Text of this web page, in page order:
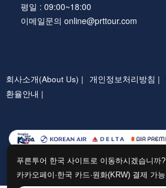
푸른투어 한국 사이트로 이동하시겠습니까?
카카오페이·한국 카드·원화(KRW) 결제 가능
평일 : 09:00~18:00
이메일문의 online@prttour.com
회사소개(About Us) | 개인정보처리방침 |
환율안내 |